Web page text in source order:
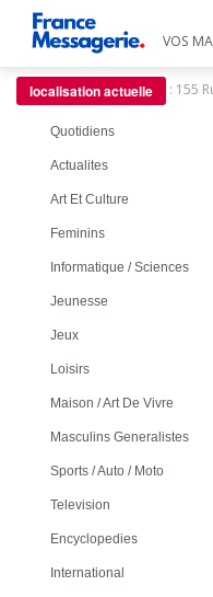
VOS
localisation actuelle : 155
Quotidiens
Actualites
Art Et Culture
Feminins
Informatique / Sciences
Jeunesse
Jeux
Loisirs
Maison / Art De Vivre
Masculins Generalistes
Sports / Auto / Moto
Television
Encyclopedies
International